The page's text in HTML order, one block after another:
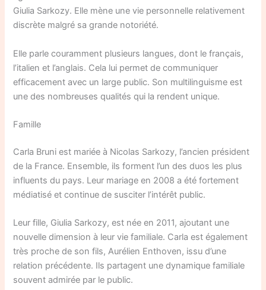
Giulia Sarkozy. Elle mène une vie personnelle relativement
discrète malgré sa grande notoriété.
Elle parle couramment plusieurs langues, dont le français,
l’italien et l’anglais. Cela lui permet de communiquer
efficacement avec un large public. Son multilinguisme est
une des nombreuses qualités qui la rendent unique.
Famille
Carla Bruni est mariée à Nicolas Sarkozy, l’ancien président
de la France. Ensemble, ils forment l’un des duos les plus
influents du pays. Leur mariage en 2008 a été fortement
médiatisé et continue de susciter l’intérêt public.
Leur fille, Giulia Sarkozy, est née en 2011, ajoutant une
nouvelle dimension à leur vie familiale. Carla est également
très proche de son fils, Aurélien Enthoven, issu d’une
relation précédente. Ils partagent une dynamique familiale
souvent admirée par le public.